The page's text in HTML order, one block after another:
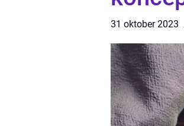
31 oktober 2023